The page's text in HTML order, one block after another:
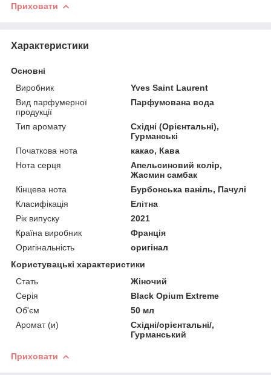
Приховати
Характеристики
Основні
Виробник
Yves Saint Laurent
Вид парфумерної
продукції
Парфумована вода
Тип аромату
Східні (Орієнтальні),
Гурманські
Початкова нота
какао, Кава
Нота серця
Апельсиновий колір,
Жасмин самбак
Кінцева нота
Бурбонська ваніль, Пачулі
Класифікація
Елітна
Рік випуску
2021
Країна виробник
Франція
Оригінальність
оригінал
Користувацькі характеристики
Стать
Жіночий
Серія
Black Opium Extreme
Об'єм
50 мл
Аромат (и)
Східні/орієнтальні/,
Гурманський
Приховати